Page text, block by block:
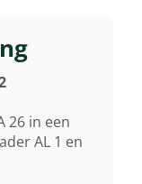
26 in een
AL 1 en